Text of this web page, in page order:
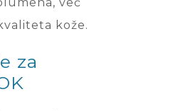
kože.
za